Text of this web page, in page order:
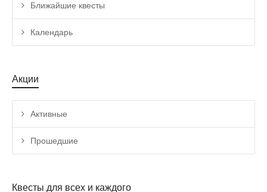
Ближайшие квесты
Календарь
Акции
Активные
Прошедшие
Квесты для всех и каждого